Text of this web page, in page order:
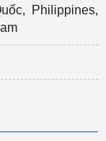
Philippines,